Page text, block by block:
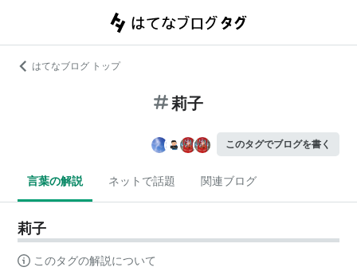
はてなブログ トップ
莉子
このタグでブログを書く
言葉の解説 ネットで話題 関連ブログ
莉子
このタグの解説について